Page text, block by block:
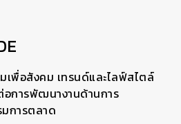
เพื่อสังคม เทรนด์และไลฟ์สไตล์
อการพัฒนางานด้านการ
การตลาด